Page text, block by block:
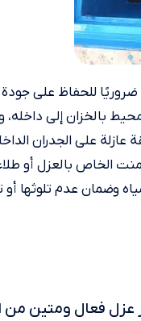
للحفاظ على
بالخزان إلى داخله،
على الجدران
الخاص بالعزل أو
عدم تلوثها أو
عزل فعال ومتين من